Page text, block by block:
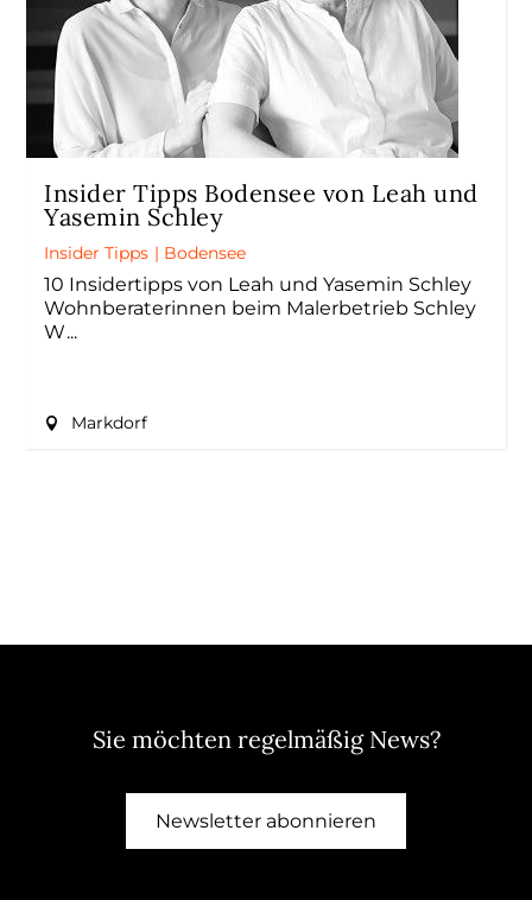
Insider Tipps Bodensee von Leah und
Yasemin Schley
Insider Tipps | Bodensee
10 Insidertipps von Leah und Yasemin Schley
Wohnberaterinnen beim Malerbetrieb Schley
W
Markdorf
Sie möchten regelmäßig News?
Newsletter abonnieren